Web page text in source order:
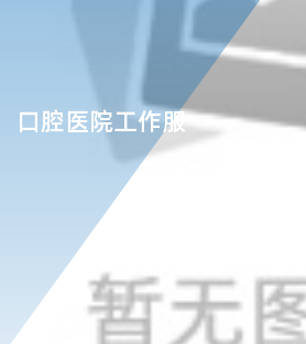
口腔医院工作服